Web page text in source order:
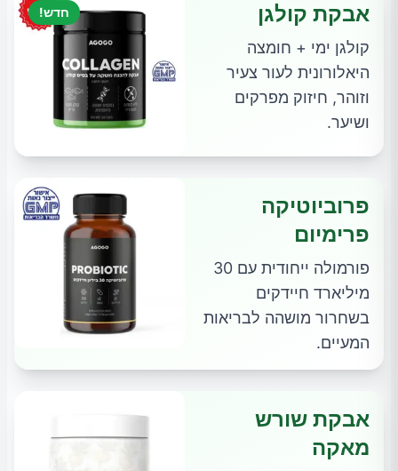
חדש! אבקת קולגן
קולגן ימי + חומצה
היאלורונית לעור צעיר
וזוהר, חיזוק מפרקים
ושיער.
פרוביוטיקה
פרימיום
פורמולה ייחודית עם 30
מיליארד חיידקים
בשחרור מושהה לבריאות
המעיים.
אבקת שורש
מאקה